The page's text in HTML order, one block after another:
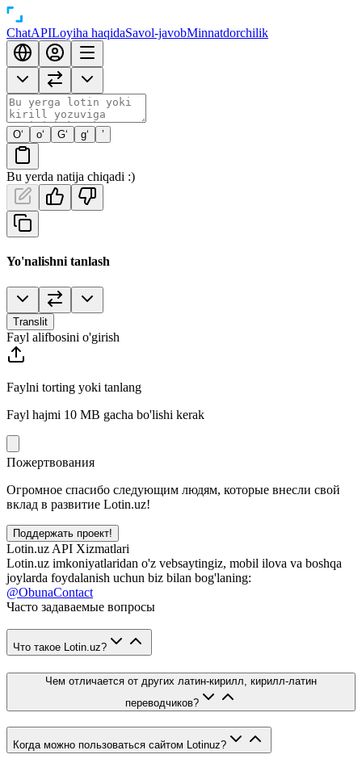
ChatAPILoyiha haqidaSavol-javobMinnatdorchilik
O‘ o‘ G‘ g‘ ’
Bu yerda natija chiqadi :)
Yo'nalishni tanlash
Translit
Fayl alifbosini o'girish
Faylni torting yoki tanlang
Fayl hajmi 10 MB gacha bo'lishi kerak
Пожертвования
Огромное спасибо следующим людям, которые внесли свой
вклад в развитие Lotin.uz!
Поддержать проект!
Lotin.uz API Xizmatlari
Lotin.uz imkoniyatlaridan o'z vebsaytingiz, mobil ilova va boshqa
joylarda foydalanish uchun biz bilan bog'laning:
@ObunaContact
Часто задаваемые вопросы
Что такое Lotin.uz?
Чем отличается от других латин-кирилл, кирилл-латин
переводчиков?
Когда можно пользоваться сайтом Lotinuz?